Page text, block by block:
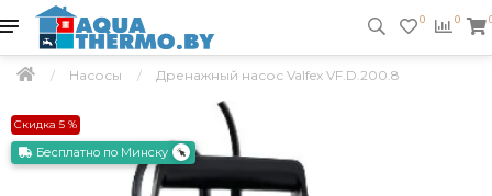
0 0
Насосы Дренажный насос Valfex VF.D.200.8
Скидка 5 %
Бесплатно по Минску